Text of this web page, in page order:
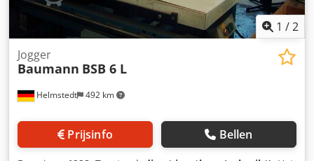
1 /2
Helmstedt 492 km
Jogger
Baumann BSB 6 L
Prijsinfo Bellen